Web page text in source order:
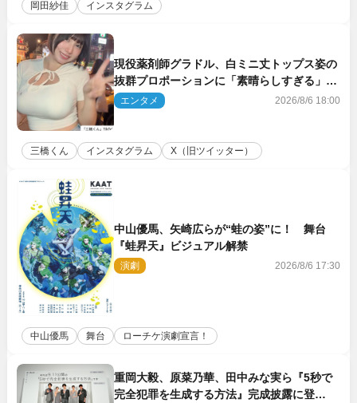
岡田紗佳 インスタグラム
現役薬剤師グラドル、白ミニ丈トップス姿の
抜群プロポーションに「素晴らしすぎる」
「すっっっご！」とネット絶賛
エンタメ 2026/8/6 18:00
三橋くん インスタグラム X（旧ツイッター）
中山優馬、矢崎広らが“蛙の姿”に！ 舞台
『蛙昇天』ビジュアル解禁
演劇 2026/8/6 17:30
中山優馬 舞台 ローチケ演劇宣言！
重岡大毅、原菜乃華、田中みな実ら『5秒で
完全犯罪を生成する方法』完成披露に登